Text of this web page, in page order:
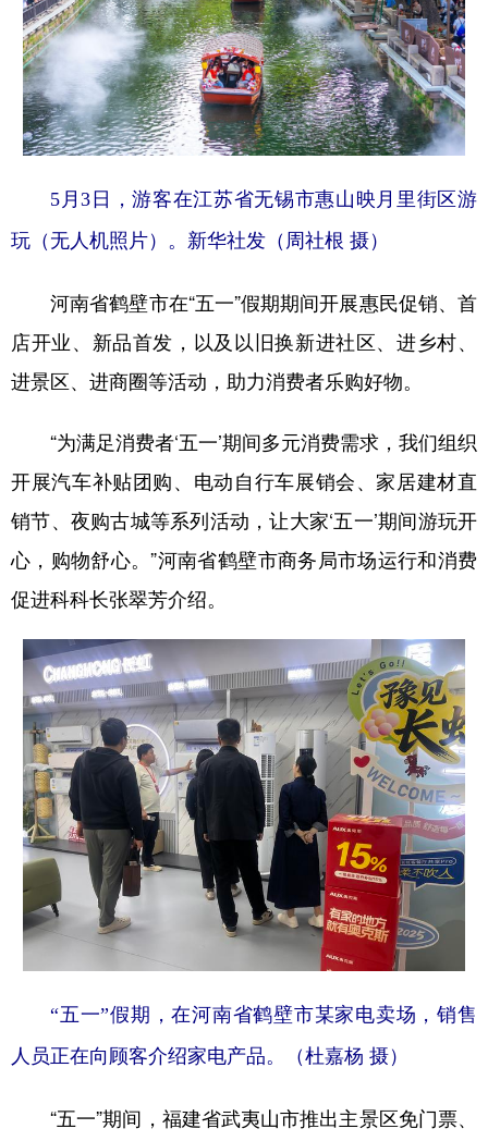
山东 河南 湖北 湖南
广西 海南 重庆
四川 贵州 云南 西藏
陕西 甘肃 青海 宁夏
新疆 内蒙古 黑龙江
Русский язык 日本語 한국어
5月3日，游客在江苏省无锡市惠山映月里街区游
玩（无人机照片）。新华社发（周社根 摄）
河南省鹤壁市在“五一”假期期间开展惠民促销、首
店开业、新品首发，以及以旧换新进社区、进乡村、
进景区、进商圈等活动，助力消费者乐购好物。
“为满足消费者‘五一’期间多元消费需求，我们组织
开展汽车补贴团购、电动自行车展销会、家居建材直
销节、夜购古城等系列活动，让大家‘五一’期间游玩开
心，购物舒心。”河南省鹤壁市商务局市场运行和消费
促进科科长张翠芳介绍。
“五一”假期，在河南省鹤壁市某家电卖场，销售
人员正在向顾客介绍家电产品。（杜嘉杨 摄）
“五一”期间，福建省武夷山市推出主景区免门票、